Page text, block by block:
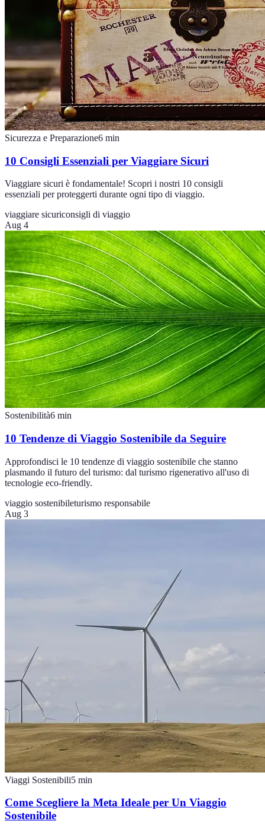
Sicurezza e Preparazione6 min
10 Consigli Essenziali per Viaggiare Sicuri
Viaggiare sicuri è fondamentale! Scopri i nostri 10 consigli
essenziali per proteggerti durante ogni tipo di viaggio.
viaggiare sicuriconsigli di viaggio
Aug 4
Sostenibilità6 min
10 Tendenze di Viaggio Sostenibile da Seguire
Approfondisci le 10 tendenze di viaggio sostenibile che stanno
plasmando il futuro del turismo: dal turismo rigenerativo all'uso di
tecnologie eco-friendly.
viaggio sostenibileturismo responsabile
Aug 3
Viaggi Sostenibili5 min
Come Scegliere la Meta Ideale per Un Viaggio
Sostenibile